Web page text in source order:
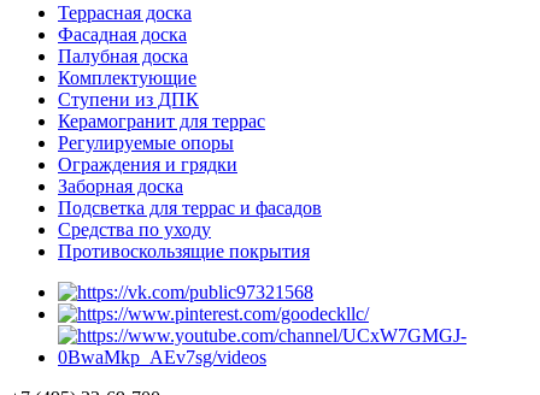
Террасная доска
Фасадная доска
Палубная доска
Комплектующие
Ступени из ДПК
Керамогранит для террас
Регулируемые опоры
Ограждения и грядки
Заборная доска
Подсветка для террас и фасадов
Средства по уходу
Противоскользящие покрытия